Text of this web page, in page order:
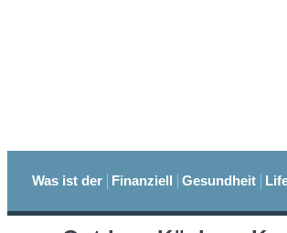
Was ist der Finanziell Gesundheit